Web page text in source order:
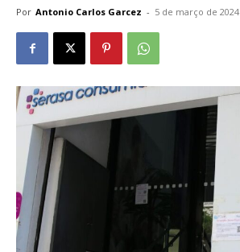
Por Antonio Carlos Garcez - 5 de março de 2024